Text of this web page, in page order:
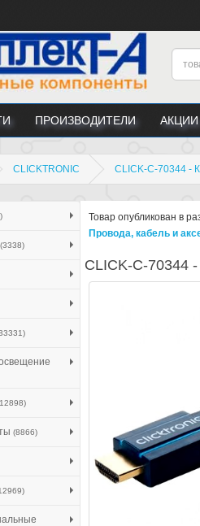
ПРОИЗВОДИТЕЛИ
CLICKTRONIC CLICK-C-70344 -
(3338)
(8866)
Товар опубликован в
Провода, кабель и
CLICK-C-70344